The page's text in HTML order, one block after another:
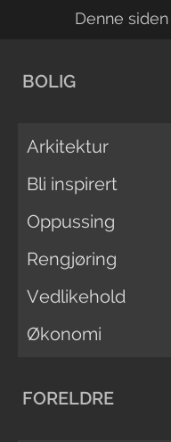
Denne
BOLIG
Arkitektur
Bli inspirert
Oppussing
Rengjøring
Vedlikehold
Økonomi
FORELDRE